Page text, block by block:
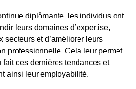
diplômante, les individus ont
leurs domaines d’expertise,
secteurs et d’améliorer leurs
professionnelle. Cela leur permet
fait des dernières tendances et
ainsi leur employabilité.